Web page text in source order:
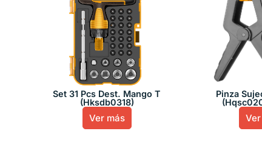
Set 31 Pcs Dest. Mango T
(Hksdb0318)
Ver más
Pinza